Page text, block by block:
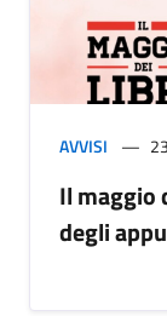
AVVISI
Il maggio
degli